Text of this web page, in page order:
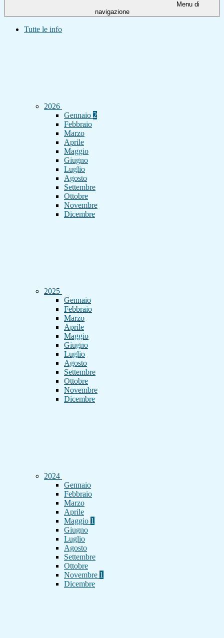
Menu di
navigazione
Tutte le info
2026
Gennaio 2
Febbraio
Marzo
Aprile
Maggio
Giugno
Luglio
Agosto
Settembre
Ottobre
Novembre
Dicembre
2025
Gennaio
Febbraio
Marzo
Aprile
Maggio
Giugno
Luglio
Agosto
Settembre
Ottobre
Novembre
Dicembre
2024
Gennaio
Febbraio
Marzo
Aprile
Maggio 1
Giugno
Luglio
Agosto
Settembre
Ottobre
Novembre 1
Dicembre